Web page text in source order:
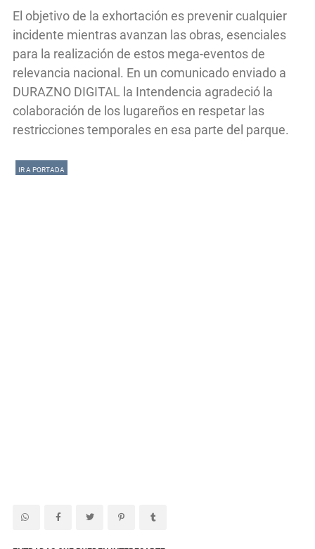
El objetivo de la exhortación es prevenir cualquier
incidente mientras avanzan las obras, esenciales
para la realización de estos mega-eventos de
relevancia nacional. En un comunicado enviado a
DURAZNO DIGITAL la Intendencia agradeció la
colaboración de los lugareños en respetar las
restricciones temporales en esa parte del parque.
IR A PORTADA